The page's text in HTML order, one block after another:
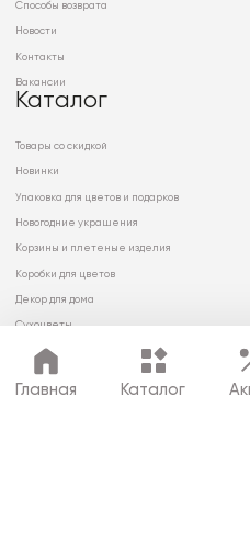
Главная Каталог
Способы возврата
Новости
Контакты
Вакансии
Каталог
Товары со скидкой
Новинки
Упаковка для цветов и подарков
Новогодние украшения
Корзины и плетеные изделия
Коробки для цветов
Декор для дома
Сухоцветы
© 2026